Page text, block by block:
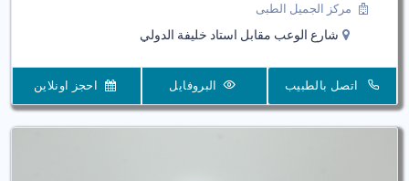
مركز الجميل الطبى
شارع الوعب مقابل استاد خليفة الدولي
اتصل بالطبيب البروفايل احجز اونلاين